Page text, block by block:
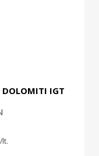
DOLOMITI IGT
lt.